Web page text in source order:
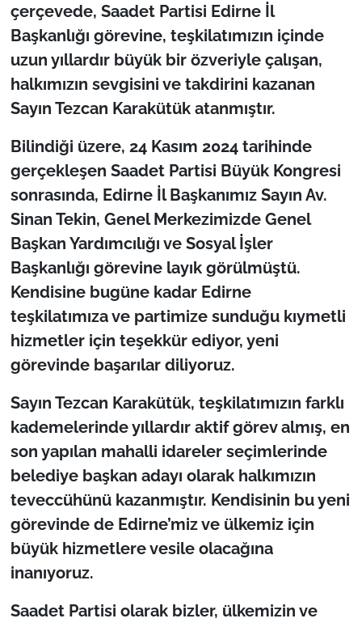
çerçevede, Saadet Partisi Edirne İl
Başkanlığı görevine, teşkilatımızın içinde
uzun yıllardır büyük bir özveriyle çalışan,
halkımızın sevgisini ve takdirini kazanan
Sayın Tezcan Karakütükatanmıştır.
Bilindiği üzere, 24 Kasım 2024 tarihinde
gerçekleşen Saadet Partisi Büyük Kongresi
sonrasında, Edirne İl Başkanımız Sayın Av.
Sinan Tekin, Genel Merkezimizde Genel
Başkan Yardımcılığı ve Sosyal İşler
Başkanlığı görevine layık görülmüştü.
Kendisine bugüne kadar Edirne
teşkilatımıza ve partimize sunduğu kıymetli
hizmetler için teşekkür ediyor, yeni
görevinde başarılar diliyoruz.
Sayın Tezcan Karakütük, teşkilatımızın farklı
kademelerinde yıllardır aktif görev almış, en
son yapılan mahalli idareler seçimlerinde
belediye başkan adayı olarak halkımızın
teveccühünü kazanmıştır. Kendisinin bu yeni
görevinde de Edirne’miz ve ülkemiz için
büyük hizmetlere vesile olacağına
inanıyoruz.
Saadet Partisi olarak bizler, ülkemizin ve
Güvenlik
Genel
Politika
Flaş Haber
Dış Haberler
Magazin
İş Dünyası
Bilim Teknoloji
English News
Canlı Maç
Finans
Genel-A
Gündem-Eğitim